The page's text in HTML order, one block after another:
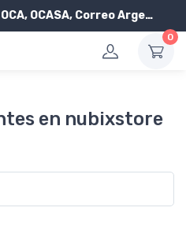
OCA, OCASA, Correo Argentino, Andreani y PickIt
0
en nubixstore